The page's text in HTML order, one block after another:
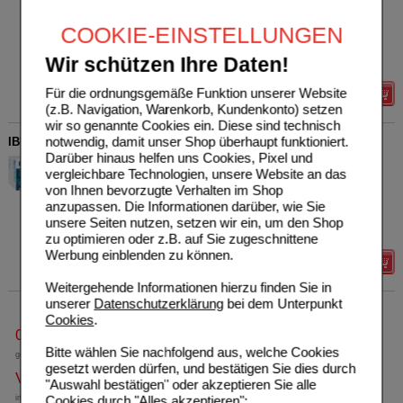
COOKIE-EINSTELLUNGEN
Wir schützen Ihre Daten!
Für die ordnungsgemäße Funktion unserer Website
(z.B. Navigation, Warenkorb, Kundenkonto) setzen
wir so genannte Cookies ein. Diese sind technisch
notwendig, damit unser Shop überhaupt funktioniert.
Darüber hinaus helfen uns Cookies, Pixel und
vergleichbare Technologien, unsere Website an das
von Ihnen bevorzugte Verhalten im Shop
anzupassen. Die Informationen darüber, wie Sie
unsere Seiten nutzen, setzen wir ein, um den Shop
zu optimieren oder z.B. auf Sie zugeschnittene
Werbung einblenden zu können.
Weitergehende Informationen hierzu finden Sie in
unserer Datenschutzerklärungbei dem Unterpunkt
Cookies.
Bitte wählen Sie nachfolgend aus, welche Cookies
gesetzt werden dürfen, und bestätigen Sie dies durch
"Auswahl bestätigen" oder akzeptieren Sie alle
Grundpreis
130,22 €
Max. Abgabe:
verw. bis*****:
Details
IBUHEXAL akut 400 Filmtabletten
Hexal AG
03161577
50St Filmtabletten
AVP***
Unser Preis*
Sie sparen
Max. Abgabe:
0800-10 11 422
gebührenfreie Rufnummer
Versandkostenfrei
innerhalb Deutschlands bei einem